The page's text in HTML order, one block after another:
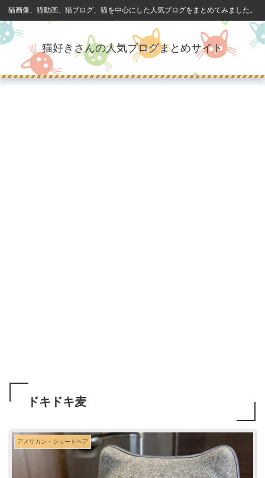
猫画像、猫動画、猫ブログ、猫を中心にした人気ブログをまとめてみました。
猫好きさんの人気ブログまとめサイト
ドキドキ麦
アメリカン・ショートヘア